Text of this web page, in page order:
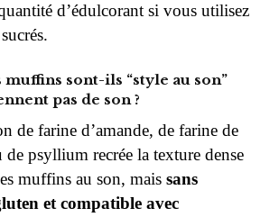
d’édulcorant si vous utilisez
sont-ils “style au son”
pas de son ?
de farine d’amande, de farine de
de psyllium recrée la texture dense
muffins au son, mais sans
et compatible avec